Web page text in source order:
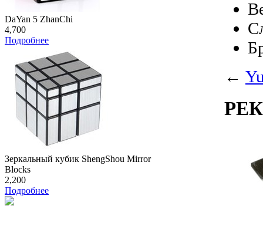
DaYan 5 ZhanChi
4,700
Подробнее
Зеркальный кубик ShengShou Mirror
Blocks
2,200
Подробнее
←